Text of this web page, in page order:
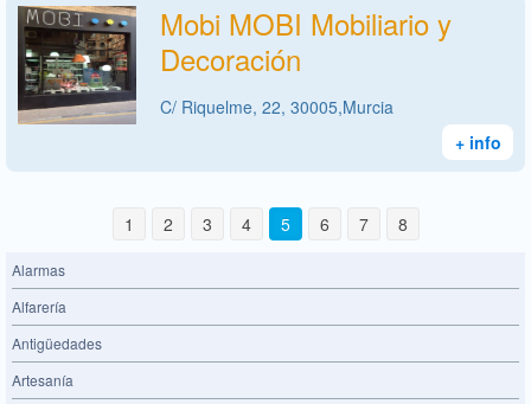
Mobi MOBI Mobiliario y
Decoración
C/ Riquelme, 22, 30005,Murcia
+ info
1 2 3 4 5 6 7 8
Alarmas
Alfarería
Antigüedades
Artesanía